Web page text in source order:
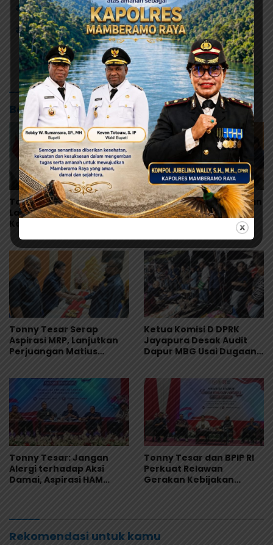
# Dapil 1
# DPRK Kabupaten Jayapura
# Partai Kebangkitan Nusantara (PKN)
Baca Juga
Tonny Tesar Turun ke
Lapas Doyo Baru,
Kebutuhan Alkes dan
Keamanan Jadi Sorotan
MRP Tegaskan Dukungan
Papua Utara: “Ini Soal
Keadilan bagi Saireri”
Tonny Tesar Serap
Aspirasi MRP, Lanjutkan
Perjuangan Matius
Masyarakat Adat
Ketua Komisi D DPRK
Jayapura Desak Audit
Dapur MBG Usai Dugaan
Tonny Tesar: Jangan
Alergi terhadap Aksi
Damai, Aspirasi HAM
Tonny Tesar dan BPIP RI
Perkuat Relawan
Gerakan Kebijakan
Rekomendasi untuk kamu